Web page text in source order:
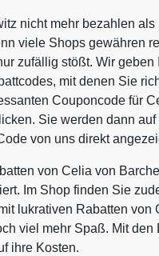
nicht mehr bezahlen
viele Shops gewähren
zufällig stößt. Wir
mit denen Sie
Couponcode für
Sie werden dann
von uns direkt
von Celia von
Im Shop finden Sie
lukrativen Rabatten
viel mehr Spaß. Mit
ihre Kosten.